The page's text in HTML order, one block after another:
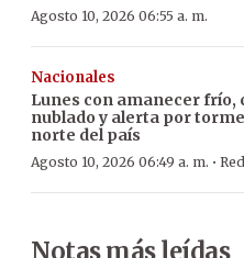
Agosto 10, 2026 06:55 a. m.
Nacionales
Lunes con amanecer frío,
nublado y alerta por
norte del país
Agosto 10, 2026 06:49 a. m. ·
Notas más leídas